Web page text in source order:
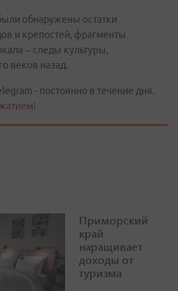
обнаружены остатки
и крепостей, фрагменты
– следы культуры,
веков назад.
- постоянно в течение дня.
Приморский
край
наращивает
доходы от
туризма